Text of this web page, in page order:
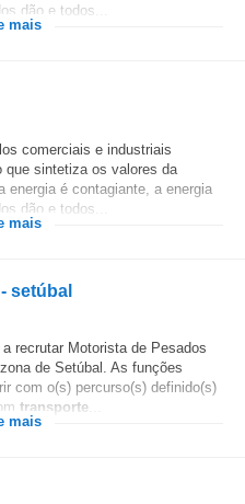
dão e todos...
mais
comerciais e industriais
que sintetiza os valores da
energia é contagiante, a energia
dão e todos...
mais
setúbal
recrutar Motorista de Pesados
de Setúbal. As funções
com o(s) percurso(s) definido(s)
transporte
mais